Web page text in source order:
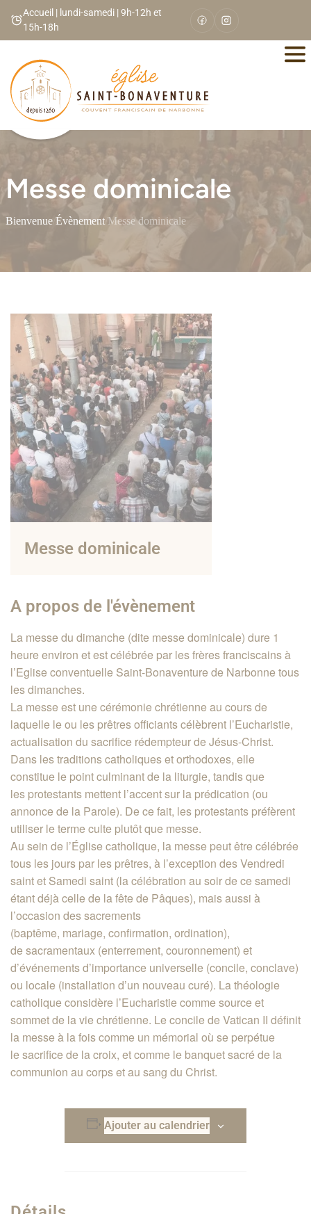
Panneau de gestion des cookies
Accueil | lundi-samedi | 9h-12h et
15h-18h
Messe dominicale
Bienvenue Évènement/Messe dominicale
Messe dominicale
A propos de l'évènement
La messe du dimanche (dite messe dominicale) dure 1
heure environ et est célébrée par les frères franciscains à
l’Eglise conventuelle Saint-Bonaventure de Narbonne tous
les dimanches.
La messe est une cérémonie chrétienne au cours de
laquelle le ou les prêtres officiants célèbrent l’Eucharistie,
actualisation du sacrifice rédempteur de Jésus-Christ.
Dans les traditions catholiques et orthodoxes, elle
constitue le point culminant de la liturgie, tandis que
les protestants mettent l’accent sur la prédication (ou
annonce de la Parole). De ce fait, les protestants préfèrent
utiliser le terme culte plutôt que messe.
Au sein de l’Église catholique, la messe peut être célébrée
tous les jours par les prêtres, à l’exception des Vendredi
saint et Samedi saint (la célébration au soir de ce samedi
étant déjà celle de la fête de Pâques), mais aussi à
l’occasion des sacrements
(baptême, mariage, confirmation, ordination),
de sacramentaux (enterrement, couronnement) et
d’événements d’importance universelle (concile, conclave)
ou locale (installation d’un nouveau curé). La théologie
catholique considère l’Eucharistie comme source et
sommet de la vie chrétienne. Le concile de Vatican II définit
la messe à la fois comme un mémorial où se perpétue
le sacrifice de la croix, et comme le banquet sacré de la
communion au corps et au sang du Christ.
Ajouter au calendrier